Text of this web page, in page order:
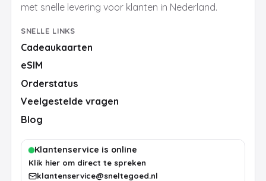
met snelle levering voor klanten in Nederland.
SNELLE LINKS
Cadeaukaarten
eSIM
Orderstatus
Veelgestelde vragen
Blog
Klantenservice is online
Klik hier om direct te spreken
klantenservice@sneltegoed.nl